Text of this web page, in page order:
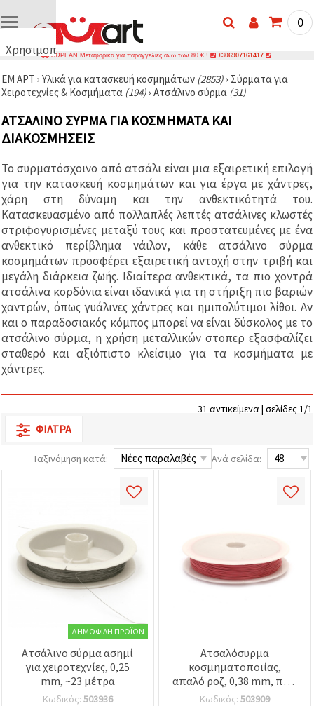
Χρησιμοποιούμε
🍪
Χρησιμοποιούμε
παρόμοιες
τεχνολογίες
για να
τη σωστή
λειτουργία
του
ιστότοπου,
να
βελτιώσουμε
την
εμπειρία
σας και, με
τη
συγκατάθεσή
σας, να
αναλύουμε
την
επισκεψιμότητα
και να
προβάλλουμε
πιο σχετικό
περιεχόμενο
και
μεταξύ
των
μας για
αναλύσεις
συμφωνήσετε
χρησιμοποιήσετε
όλα τα
cookies
κάνοντας
προτιμήσεις
ρυθμίσεις
επιλέγοντας
0
ΔΩΡΕΑΝ Μεταφορικά για παραγγελίες άνω των 80 € ! +306907161417
ΕΜ ΑΡΤ › Υλικά για κατασκευή κοσμημάτων (2853)› Σύρματα για
Χειροτεχνίες & Κοσμήματα (194)› Ατσάλινο σύρμα (31)
ΑΤΣΆΛΙΝΟ ΣΎΡΜΑ ΓΙΑ ΚΟΣΜΉΜΑΤΑ ΚΑΙ
ΔΙΑΚΟΣΜΉΣΕΙΣ
Το συρματόσχοινο από ατσάλι είναι μια εξαιρετική επιλογή
για την κατασκευή κοσμημάτων και για έργα με χάντρες,
χάρη στη δύναμη και την ανθεκτικότητά του.
Κατασκευασμένο από πολλαπλές λεπτές ατσάλινες κλωστές
στριφογυρισμένες μεταξύ τους και προστατευμένες με ένα
ανθεκτικό περίβλημα νάιλον, κάθε ατσάλινο σύρμα
κοσμημάτων προσφέρει εξαιρετική αντοχή στην τριβή και
μεγάλη διάρκεια ζωής. Ιδιαίτερα ανθεκτικά, τα πιο χοντρά
ατσάλινα κορδόνια είναι ιδανικά για τη στήριξη πιο βαριών
χαντρών, όπως γυάλινες χάντρες και ημιπολύτιμοι λίθοι. Αν
και ο παραδοσιακός κόμπος μπορεί να είναι δύσκολος με το
ατσάλινο σύρμα, η χρήση μεταλλικών στοπερ εξασφαλίζει
σταθερό και αξιόπιστο κλείσιμο για τα κοσμήματα με
χάντρες.
31 αντικείμενα | σελίδες 1/1
ΦΊΛΤΡΑ
Ταξινόμηση κατά: Ανά σελίδα:
ΔΗΜΟΦΙΛΉ ΠΡΟΪΌΝ
Ατσάλινο σύρμα ασημί
για χειροτεχνίες, 0,25
mm, ~23 μέτρα
Κωδικός: 503936
Ατσαλόσυρμα
κοσμηματοποιίας,
απαλό ροζ, 0,38 mm, περ.
25 μ.
Κωδικός: 503909